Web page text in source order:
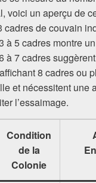
voici un aperçu de
cadres de couvain
à 5 cadres montre
à 7 cadres
8 cadres ou
et nécessitent une
l’essaimage.
Condition
de la
Colonie